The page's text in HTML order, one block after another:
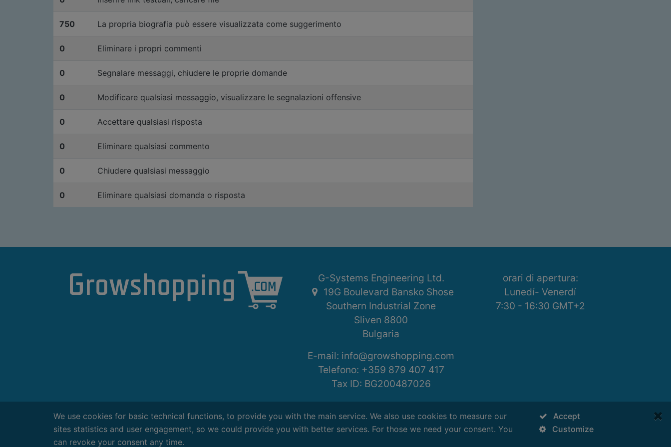
750 La propria biografia può essere visualizzata come suggerimento
0 Eliminare i propri commenti
0 Segnalare messaggi, chiudere le proprie domande
0 Modificare qualsiasi messaggio, visualizzare le segnalazioni offensive
0 Accettare qualsiasi risposta
0 Eliminare qualsiasi commento
0 Chiudere qualsiasi messaggio
0 Eliminare qualsiasi domanda o risposta
G-Systems Engineering Ltd.
19G Boulevard Bansko Shose
Southern Industrial Zone
Sliven 8800
Bulgaria
E-mail: info@growshopping.com
Telefono: +359 879 407 417
Tax ID: BG200487026
orari di apertura:
Lunedí- Venerdí
7:30 - 16:30 GMT+2
Termini e Condizioni | Privacy
We use cookies for basic technical functions, to provide you with the main service. We also use cookies to measure our
sites statistics and user engagement, so we could provide you with better services. For those we need your consent. You
can revoke your consent any time.
Accept
Customize